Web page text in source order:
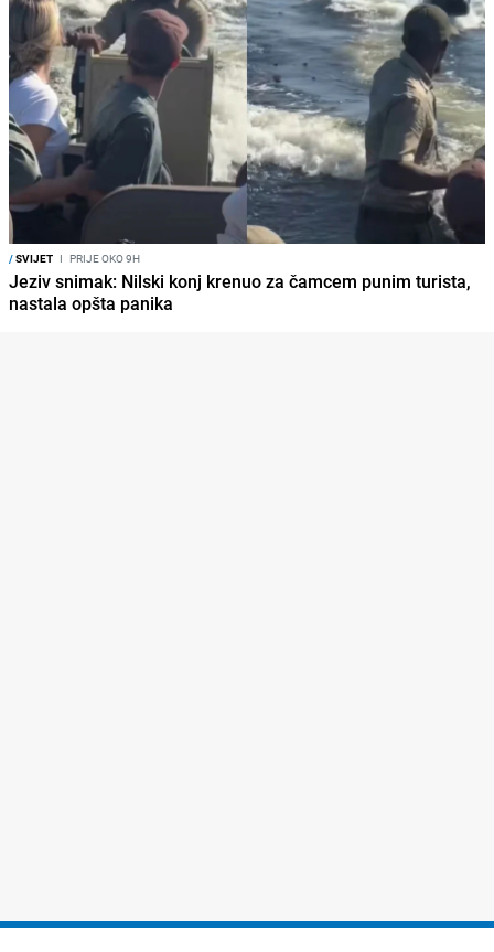
/SVIJET I PRIJE OKO 9H
Jeziv snimak: Nilski konj krenuo za čamcem punim turista,
nastala opšta panika